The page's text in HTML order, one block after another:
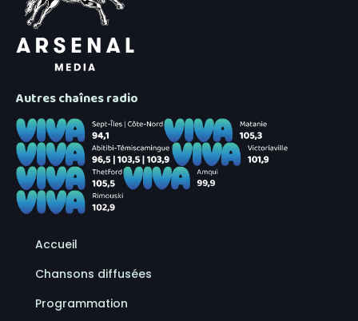
Autres chaînes radio
Accueil
Chansons diffusées
Programmation